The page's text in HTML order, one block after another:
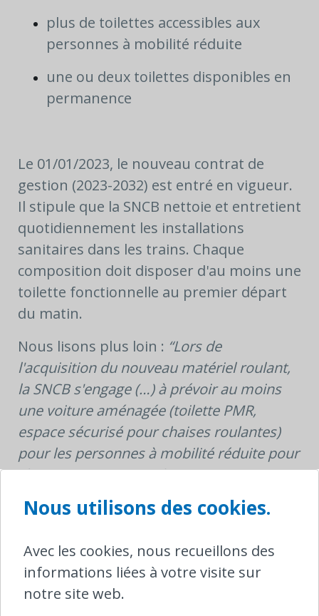
plus de toilettes accessibles aux
personnes à mobilité réduite
une ou deux toilettes disponibles en
permanence
Le 01/01/2023, le nouveau contrat de
gestion (2023-2032) est entré en vigueur.
Il stipule que la SNCB nettoie et entretient
quotidiennement les installations
sanitaires dans les trains. Chaque
composition doit disposer d'au moins une
toilette fonctionnelle au premier départ
du matin.
Nous lisons plus loin : “Lors de
l'acquisition du nouveau matériel roulant,
la SNCB s'engage (…) à prévoir au moins
une voiture aménagée (toilette PMR,
espace sécurisé pour chaises roulantes)
pour les personnes à mobilité réduite pour
chaque composition de train.»
En ce qui concerne les gares, l'accord avec
des bâtiments de voyageurs précités, y
compris ceux n’étant plus occupés en
permanence par du personnel SNCB, la
Nous utilisons des cookies.
Avec les cookies, nous recueillons des
informations liées à votre visite sur
notre site web.